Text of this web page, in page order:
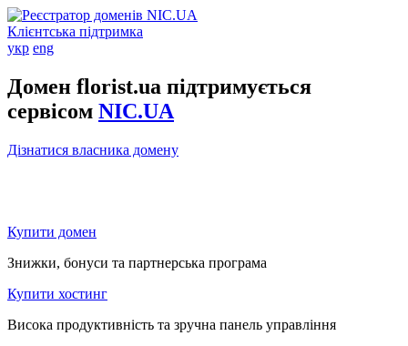
Клієнтська підтримка
укр eng
Домен florist.ua підтримується
сервісом NIC.UA
Дізнатися власника домену
Купити домен
Знижки, бонуси та партнерська програма
Купити хостинг
Висока продуктивність та зручна панель управління